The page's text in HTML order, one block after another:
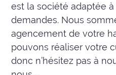
est la société adaptée
demandes. Nous
agencement de votre
pouvons réaliser votre
donc n’hésitez pas à